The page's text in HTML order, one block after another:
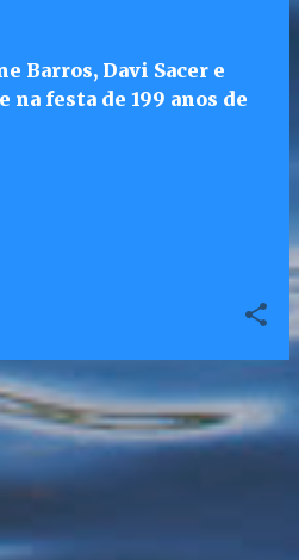
Barros, Davi Sacer e
festa de 199 anos de